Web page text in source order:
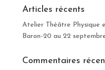
Articles récents
Atelier Théâtre Physique
Baron-20 au 22
Commentaires